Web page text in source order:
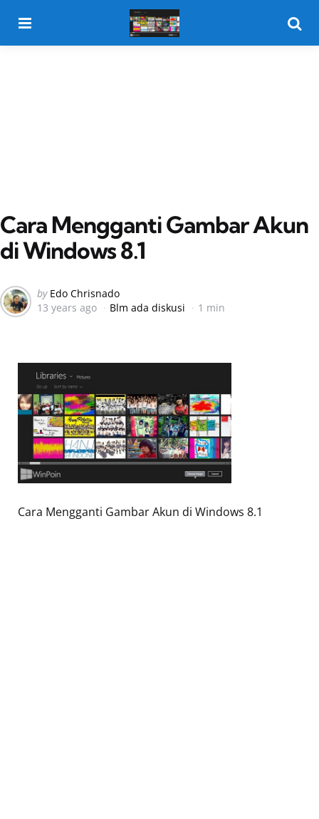
Cara Mengganti Gambar Akun
di Windows 8.1
Posted
by
by Edo Chrisnado
13 years ago
Blm ada diskusi 1 min
Cara Mengganti Gambar Akun di Windows 8.1